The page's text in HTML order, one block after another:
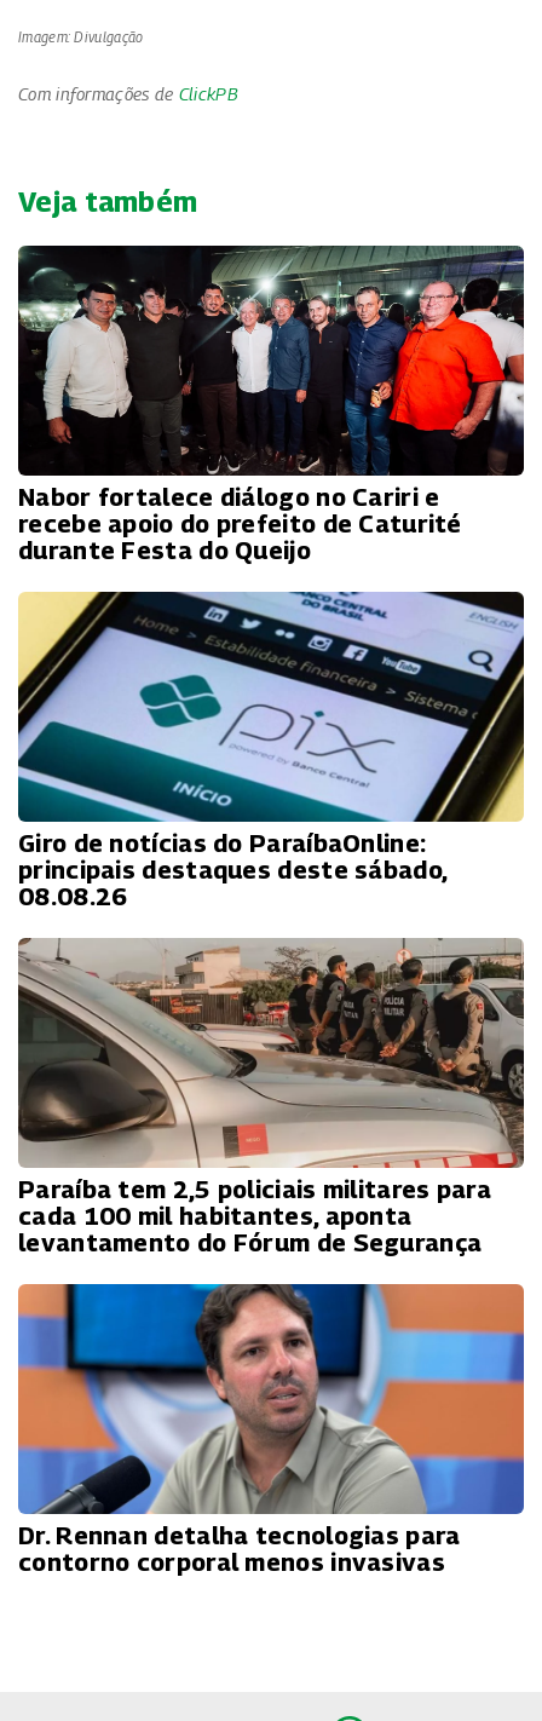
Imagem: Divulgação
Com informações de ClickPB
Veja também
Nabor fortalece diálogo no Cariri e
recebe apoio do prefeito de Caturité
durante Festa do Queijo
Giro de notícias do ParaíbaOnline:
principais destaques deste sábado,
08.08.26
Paraíba tem 2,5 policiais militares para
cada 100 mil habitantes, aponta
levantamento do Fórum de Segurança
Dr. Rennan detalha tecnologias para
contorno corporal menos invasivas